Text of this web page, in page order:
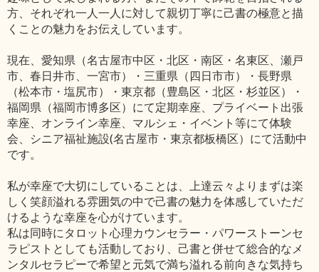
方、それぞれ一人一人に対して親切丁寧に己書の極意と描
くことの魅力をお伝えしています。
現在、愛知県（名古屋市中区・北区・南区・名東区、瀬戸
市、春日井市、一宮市）・三重県（四日市市）・長野県
（松本市・塩尻市）・東京都（豊島区・北区・杉並区）・
福岡県（福岡市博多区）にて定期幸座、プライベート出張
幸座、オンライン幸座、マルシェ・イベント等にて体験
会、シニア福祉施設(名古屋市・東京都板橋区）にて活動中
です。
私が幸座で大切にしていることは、上達云々よりまずは楽
しく笑顔溢れる雰囲気の中で己書の魅力を体感していただ
けるような幸座を心がけています。
私は同時にタロット心理カウンセラー・パワーストーンセ
ラピストとしても活動しており、己書と併せて総合的なメ
ンタルセラピーで希望と元気で満ち溢れる前向きな気持ち